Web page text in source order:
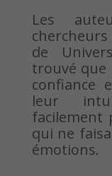
Les
de
trouvé que
confiance
leur
facilement
qui ne
émotions.